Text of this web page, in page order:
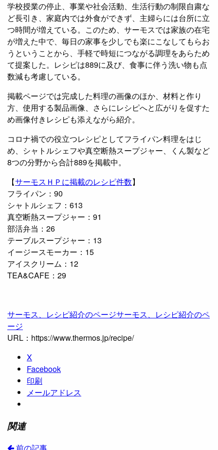
学校授業の停止、事業や社会活動、生活行動の制限自粛な
ど長引き、家庭内では外食ができず、主婦らには台所に立
つ時間が増えている。このため、サーモスでは家族の在宅
が増えた中で、毎日の家事を少しでも楽にこなしてもらお
うということから、手軽で時短につながる調理をあらため
て提案した。レシピは889に及び、食事に伴う洗い物も点
数減も考慮している。
掲載ページでは完成した料理の画像のほか、材料と作り
方、使用する製品画像、さらにレシピへと広がりを促すた
め画像付きレシピも添えながら紹介。
コロナ禍での役立つレシピとしてフライパン料理をはじ
め、シャトルシェフや真空断熱スープジャー、くん製など
8つの分野から合計889を掲載中。
【サーモスＨＰに掲載のレシピ件数】
フライパン：90
シャトルシェフ：613
真空断熱スープジャー：91
部活弁当：26
テーブルスープジャー：13
イージースモーカー：15
アイスクリーム：12
TEA&CAFE：29
サーモス、レシピ紹介のページサーモス、レシピ紹介のペ
ージ
URL：https://www.thermos.jp/recipe/
X
Facebook
印刷
メールアドレス
関連
前の記事